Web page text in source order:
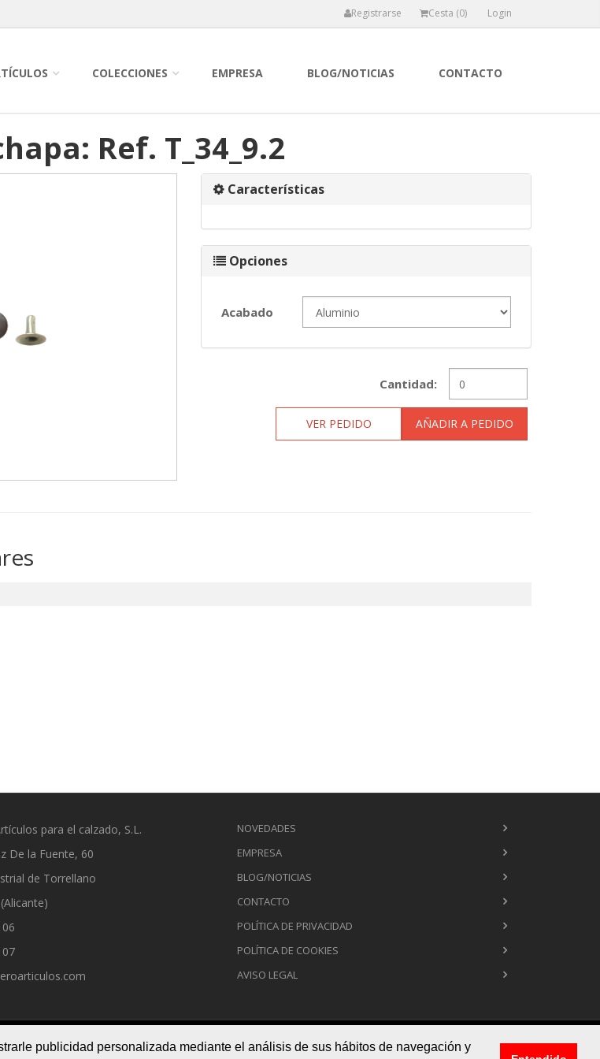
publicidad personalizada mediante el análisis de sus hábitos de navegación y
Registrarse Cesta (0) Login
COLECCIONES EMPRESA BLOG/NOTICIAS CONTACTO
Ref. T_34_9.2
Características
Opciones
Acabado
Cantidad:
VER PEDIDO AÑADIR A PEDIDO
para el calzado, S.L.
De la Fuente, 60
de Torrellano
NOVEDADES
EMPRESA
BLOG/NOTICIAS
CONTACTO
POLÍTICA DE PRIVACIDAD
POLÍTICA DE COOKIES
AVISO LEGAL
novedades empresa blog/noticias contacto
Política de privacidad